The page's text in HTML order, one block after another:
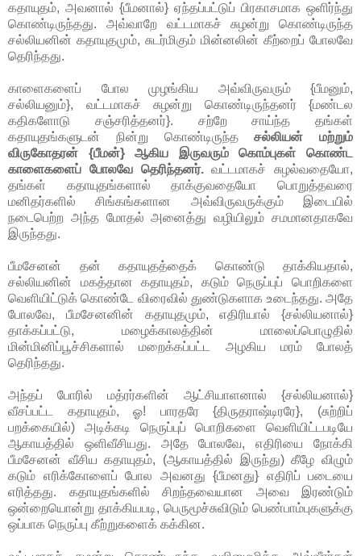
கதாயுதம், அவனால் {பீமனால்} ஏந்தப்பட்டுப் பிரகாசமாக ஒளிர்ந்து
கொண்டிருந்தது. அவ்வாறே வட்டமாகச் சுழன்று கொண்டிருந்த
சல்லியனின் கதாயுதமும், சுடர்மிகும் மின்னலின் கீற்றைப் போலவே
தெரிந்தது.
காளைகளைப் போல முழங்கிய அவ்விருவரும் {பீமனும்,
சல்லியனும்}, வட்டமாகச் சுழன்று கொண்டிருந்தனர் {மண்டல
கதிகளோடு சஞ்சரித்தனர்}. சற்றே சாய்ந்த தங்கள்
கதாயுதங்களுடன் நின்று கொண்டிருந்தசல்லியன் மற்றும்
விருகோதரன் {பீமன்} ஆகிய இருவரும் கொம்புகள் கொண்ட
காளைகளைப் போலவே தெரிந்தனர்.வட்டமாகச் சுழல்வதையோ,
தங்கள் கதாயுதங்களால் தாக்குவதையோ பொறுத்தவரை
மனிதர்களில் சிங்கங்களான அவ்விருவருக்கும் இடையில்
நடைபெற்ற அந்த மோதல் அனைத்து வழியிலும் சமமானதாகவே
இருந்தது.
பீமசேனன் தன் கதாயுதத்தைக் கொண்டு தாக்கியதால்,
சல்லியனின் மகத்தான கதாயுதம், கடும் நெருப்புப் பொறிகளை
வெளியிட்டுக் கொண்டே விரைவில் துண்டுகளாக உடைந்தது. அதே
போலவே, பீமசேனனின் கதாயுதமும், எதிரியால் {சல்லியனால்}
தாக்கப்பட்டு, மழைக்காலத்தின் மாலைப்பொழுதில்
மின்மினிப்பூச்சிகளால் மறைக்கப்பட்ட அழகிய மரம் போலத்
தெரிந்தது.
அந்தப் போரில் மத்ரர்களின் ஆட்சியாளனால் {சல்லியனால்}
வீசப்பட்ட கதாயுதம், ஓ! பாரதரே {திருதராஷ்டிரரே}, (சுற்றிப்
பறக்கையில்) அடிக்கடி நெருப்புப் பொறிகளை வெளியிட்டபடியே
ஆகாயத்தில் ஒளிவீசியது. அதே போலவே, எதிரியை நோக்கி
பீமசேனன் வீசிய கதாயுதம், (ஆகாயத்தில் இருந்து) கீழே விழும்
கடும் எரிக்கோளைப் போல அவனது {பீமனது} எதிரிப் படையை
எரித்தது. கதாயுதங்களில் சிறந்தவையான அவை இரண்டும்
ஒன்றையொன்று தாக்கியபடி, பெருமூச்சுவிடும் பெண்பாம்புகளுக்கு
ஒப்பாக நெருப்பு கீற்றுகளைக் கக்கின.